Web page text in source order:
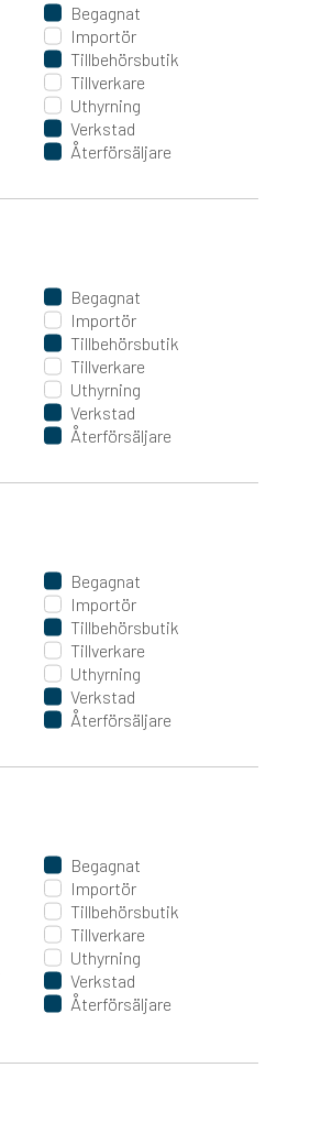
Begagnat
Importör
Tillbehörsbutik
Tillverkare
Uthyrning
Verkstad
Återförsäljare
Begagnat
Importör
Tillbehörsbutik
Tillverkare
Uthyrning
Verkstad
Återförsäljare
Begagnat
Importör
Tillbehörsbutik
Tillverkare
Uthyrning
Verkstad
Återförsäljare
Begagnat
Importör
Tillbehörsbutik
Tillverkare
Uthyrning
Verkstad
Återförsäljare